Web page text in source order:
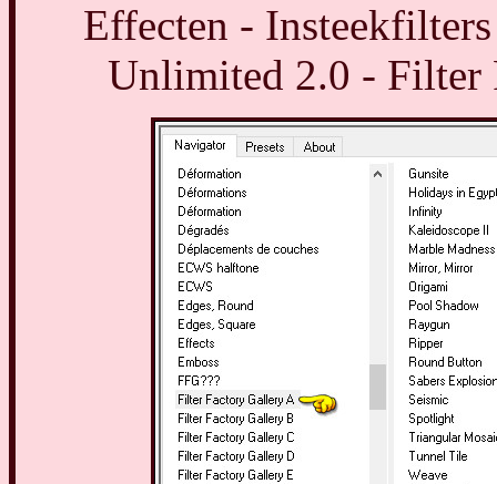
Effecten -
Unlimited 2.0 - Filter